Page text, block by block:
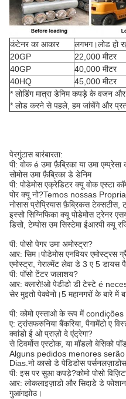
कंटेनर का आकार लगभग।लोड हो
20GP
22,000 मीटर
40GP
40,000 मीटर
40HQ
45,000 मीटर
* लोडिंग मात्रा डेनिम कपड़े के वजन और
* लोड करने से पहले, हम जांचेंगे और
पेरगुंटास बारंबारता:
पी: वोक é उमा फ़ैब्रिका या उमा एम्प्रेसा
सोमोस उमा फ़ैब्रिका डे डेनिम
पी: पोडेमोस एक्रेडिटर क्यू वोक एस्टा
पोर क्यू नो?Temos nossas
नोसास प्रोप्रियास फ़ैब्रिकस
इस्सो सिग्निफिका क्यू पोडेमोस ट्रेनर
डिसो, टेम्पोस उम सिस्टेमा ईआरपी क्यू
पी: पोसो पेगर उमा अमोस्ट्रा?
आर: सिम।पोडेमोस एनवियर एमोस्ट्रस
एमोस्ट्रा, गेराल्मेंट लेवा डे 3 ए 5 डायस
पी: पॉसो टेंटर जलाशय?
आर: क्लारो!ओ पेडीडो डी टेस्टे é
सेर मुइतो पेक्वेनो।5 महानगरों के बारे में
पी: कोमो एस्ताओ के रूप में
ए: ट्रांसफरुनिया बैंकरिया, पैगामेंटो ए
क्वांडो ई ओ प्राज़ो दे एंट्रेगा?
से टिवर्मोस एस्टोक, या मॉडलो बेसिको
Alguns pedidos menores
Dias.नो कासो डे पेडिडोस
पी: इस पर सुआ कपड़े?कोमो पोसो
आर: लोकलाइज़ाडो और सिदाडे डे फोशान,
गुआंगझोउ।